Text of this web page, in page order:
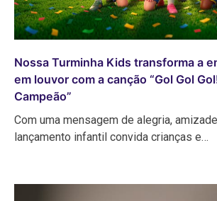
Nossa Turminha Kids transforma a
em louvor com a canção “Gol Gol
Campeão”
Com uma mensagem de alegria,
lançamento infantil convida crianças e…